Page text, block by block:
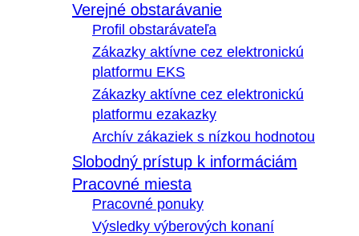
Verejné obstarávanie
Profil obstarávateľa
Zákazky aktívne cez elektronickú
platformu EKS
Zákazky aktívne cez elektronickú
platformu ezakazky
Archív zákaziek s nízkou hodnotou
Slobodný prístup k informáciám
Pracovné miesta
Pracovné ponuky
Výsledky výberových konaní